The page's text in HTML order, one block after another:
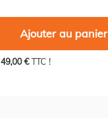
Ajouter au panier
49,00 €TTC !